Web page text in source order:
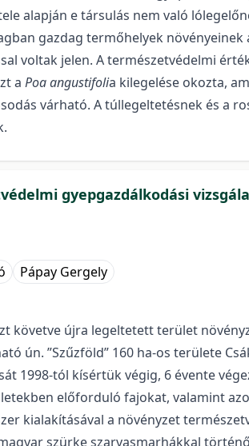
alapján e társulás nem való
gazdag termőhelyek
voltak jelen. A természetvédelmi
a Poa angustifolia kilegelése okozta,
várható. A túllegeltetésnek és a
gyepgazdálkodási
Pápay Gergely
követve újra legeltetett terület
ún. ”Szűzföld” 160 ha-os területe
1998-tól kísértük végig, 6 évente
előforduló fajokat, valamint
kialakításával a növényzet
szürke szarvasmarhákkal